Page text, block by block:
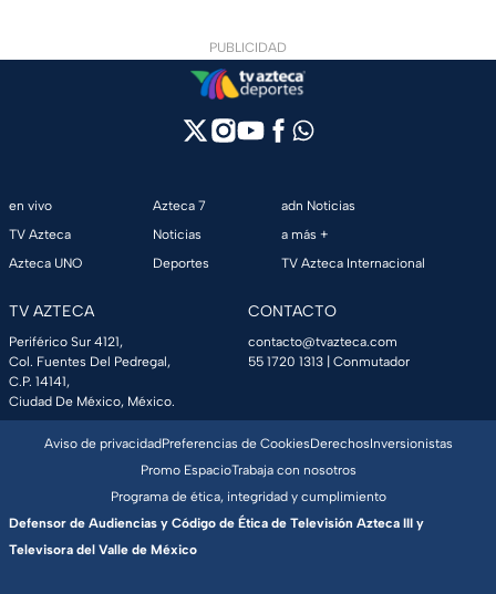
PUBLICIDAD
en vivo
TV Azteca
Azteca UNO
Azteca 7
Noticias
Deportes
adn Noticias
a más +
TV Azteca Internacional
TV AZTECA
Periférico Sur 4121,
Col. Fuentes Del Pedregal,
C.P. 14141,
Ciudad De México, México.
CONTACTO
contacto@tvazteca.com
55 1720 1313 | Conmutador
Aviso de privacidadPreferencias de CookiesDerechosInversionistas
Promo EspacioTrabaja con nosotros
Programa de ética, integridad y cumplimiento
Defensor de Audiencias y Código de Ética de Televisión Azteca III y
Televisora del Valle de México